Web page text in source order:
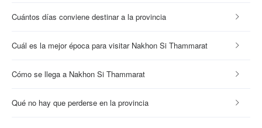
Cuántos días conviene destinar a la provincia
Cuál es la mejor época para visitar Nakhon Si Thammarat
Cómo se llega a Nakhon Si Thammarat
Qué no hay que perderse en la provincia